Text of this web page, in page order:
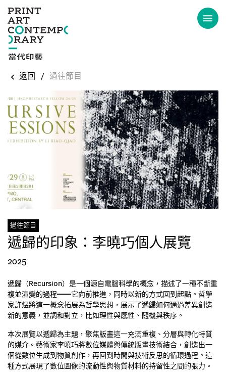
返回 / 過往節目
過往節目
遞歸的印象：李曉巧個人展覽
2025
遞歸（Recursion）是一個源自電腦科學的概念，描述了一種不斷重
複並演變的過程━━它向前推進，同時以新的方式回到起點。哲學
家許煜將這一概念拓展為哲學思想，展示了遞歸如何通過差異創造
新的意義，並調和對立，比如理性與感性、隨機與秩序。
本次展覽以遞歸為主題，聚焦版畫這一充滿重複、分層與轉化特質
的媒介。藝術家李曉巧將數位媒體與傳統版畫技術結合，創造出一
個從數位生成到物質創作，再回到時間與技術反思的循環過程。這
種方式展現了數位圖像的流動性與物質材料的持留性之間的張力。